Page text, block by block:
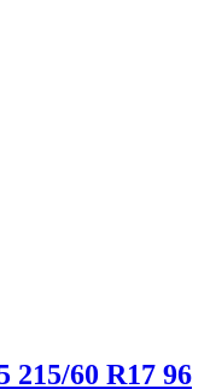
215/60 R17 96